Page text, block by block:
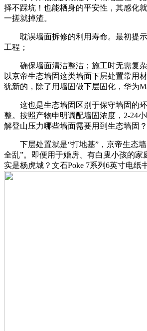
择不踩坑！也能栖身的平安性，其感化
一搓就掉渣。
耽误墙面拆修的利用寿命。最初提示
工程；
确保墙面清洁整洁；施工时无需复杂
以京帝生态墙固这类墙面下层处置常用
犹新的，除了用墙固做下层固化，华为
这也是生态墙固区别于保守墙固的环
整。按照产物申明调配墙固浓度，2-24
解登山压力哪些墙面需要用到生态墙固
下层处置就是“打地基”，京帝生态墙
全乱”。即便用于婚房、有白叟小孩的
实是杨虎城？文石Poke 7系列6英寸电